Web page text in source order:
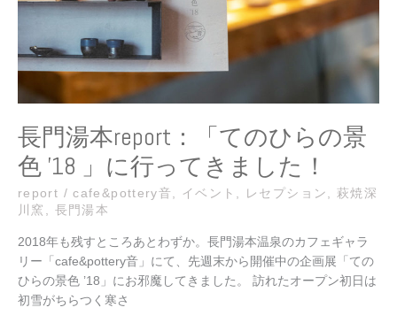
長門湯本report：「てのひらの景
色 ’18 」に行ってきました！
report /cafe&pottery音 イベント レセプション ,萩焼深
川窯
長門湯本
2018年も残すところあとわずか。長門湯本温泉のカフェギャラ
リー「cafe&pottery音」にて、先週末から開催中の企画展「ての
ひらの景色 ’18」にお邪魔してきました。 訪れたオープン初日は
初雪がちらつく寒さ
ひ
景
色
’18
」
に
行
て
ま
し
た！